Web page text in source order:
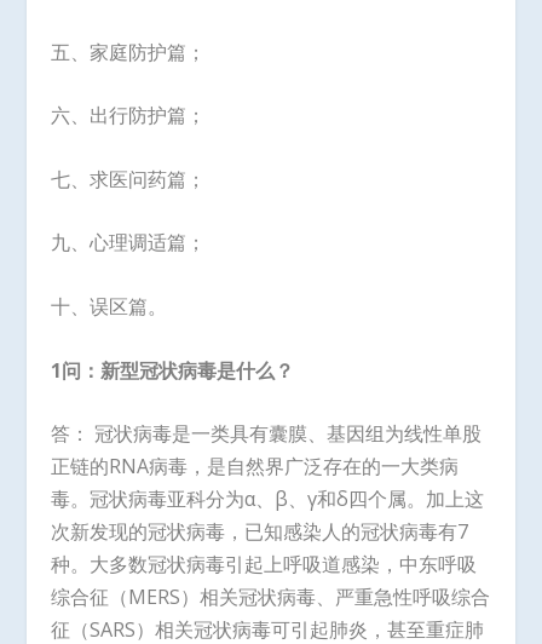
五、家庭防护篇；
六、出行防护篇；
七、求医问药篇；
九、心理调适篇；
十、误区篇。
1问：新型冠状病毒是什么？
答： 冠状病毒是一类具有囊膜、基因组为线性单股
正链的RNA病毒，是自然界广泛存在的一大类病
毒。冠状病毒亚科分为α、β、γ和δ四个属。加上这
次新发现的冠状病毒，已知感染人的冠状病毒有7
种。大多数冠状病毒引起上呼吸道感染，中东呼吸
综合征（MERS）相关冠状病毒、严重急性呼吸综合
征（SARS）相关冠状病毒可引起肺炎，甚至重症肺